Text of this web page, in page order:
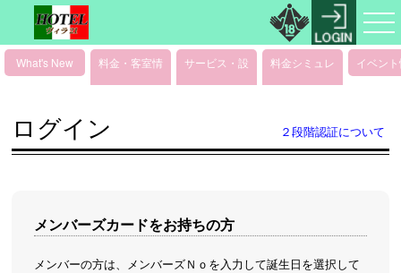
What's New
料金・客室情
報
サービス・設
備情報
料金シミュレ
ーション
イベン
ログイン ２段階認証について
メンバーズカードをお持ちの方
メンバーの方は、メンバーズＮｏを入力して誕生日を選択して